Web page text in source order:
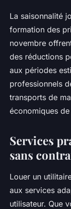
La saisonnalité
formation des
novembre
des réductions
aux périodes
professionnels
transports de
économiques
Services
sans
Louer un
aux services
utilisateur. Que